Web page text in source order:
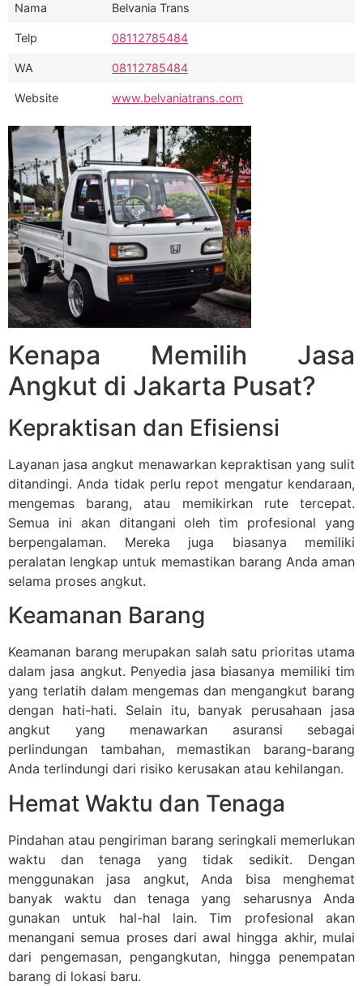
Nama Belvania Trans
Telp 08112785484
WA 08112785484
Website www.belvaniatrans.com
Kenapa Memilih Jasa
Angkut di Jakarta Pusat?
Kepraktisan dan Efisiensi
Layanan jasa angkut menawarkan kepraktisan yang sulit
ditandingi. Anda tidak perlu repot mengatur kendaraan,
mengemas barang, atau memikirkan rute tercepat.
Semua ini akan ditangani oleh tim profesional yang
berpengalaman. Mereka juga biasanya memiliki
peralatan lengkap untuk memastikan barang Anda aman
selama proses angkut.
Keamanan Barang
Keamanan barang merupakan salah satu prioritas utama
dalam jasa angkut. Penyedia jasa biasanya memiliki tim
yang terlatih dalam mengemas dan mengangkut barang
dengan hati-hati. Selain itu, banyak perusahaan jasa
angkut yang menawarkan asuransi sebagai
perlindungan tambahan, memastikan barang-barang
Anda terlindungi dari risiko kerusakan atau kehilangan.
Hemat Waktu dan Tenaga
Pindahan atau pengiriman barang seringkali memerlukan
waktu dan tenaga yang tidak sedikit. Dengan
menggunakan jasa angkut, Anda bisa menghemat
banyak waktu dan tenaga yang seharusnya Anda
gunakan untuk hal-hal lain. Tim profesional akan
menangani semua proses dari awal hingga akhir, mulai
dari pengemasan, pengangkutan, hingga penempatan
barang di lokasi baru.